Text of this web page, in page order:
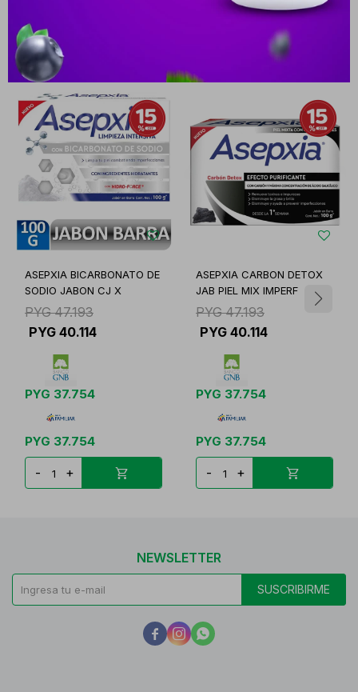
Productos que te pueden interesar
ASEPXIA BICARBONATO DE
SODIO JABON CJ X
PYG 47.193
PYG 40.114
PYG 37.754
PYG 37.754
- +
ASEPXIA CARBON DETOX
JAB PIEL MIX IMPERF
PYG 47.193
PYG 40.114
PYG 37.754
PYG 37.754
- +
NEWSLETTER
SUSCRIBIRME
  